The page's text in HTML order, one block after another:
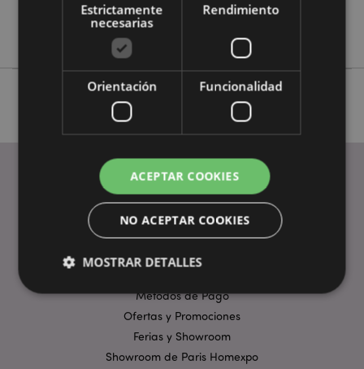
No
No
ENLACES ÚTILES
Preguntas Frecuentes
Entregas y Envíos
Métodos de Pago
Ofertas y Promociones
Ferias y Showroom
Showroom de Paris Homexpo
Estrictamente
necesarias
Rendimiento
Orientación Funcionalidad
ACEPTAR COOKIES
NO ACEPTAR COOKIES
MOSTRAR DETALLES
Estrictamente necesarias